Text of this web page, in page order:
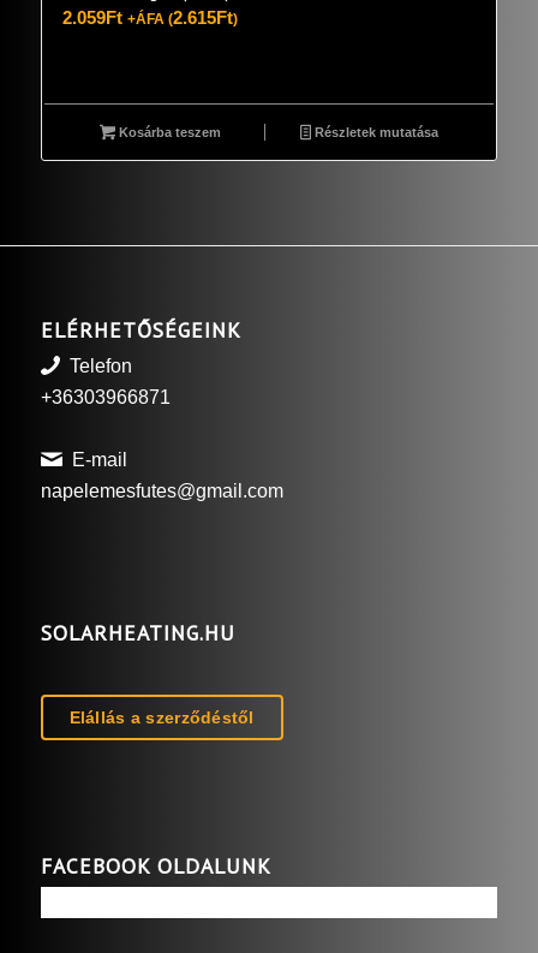
2.059Ft +ÁFA (2.615Ft)
Kosárba teszem Részletek mutatása
ELÉRHETŐSÉGEINK
Telefon
+36303966871
E-mail
napelemesfutes@gmail.com
SOLARHEATING.HU
Elállás a szerződéstől
FACEBOOK OLDALUNK